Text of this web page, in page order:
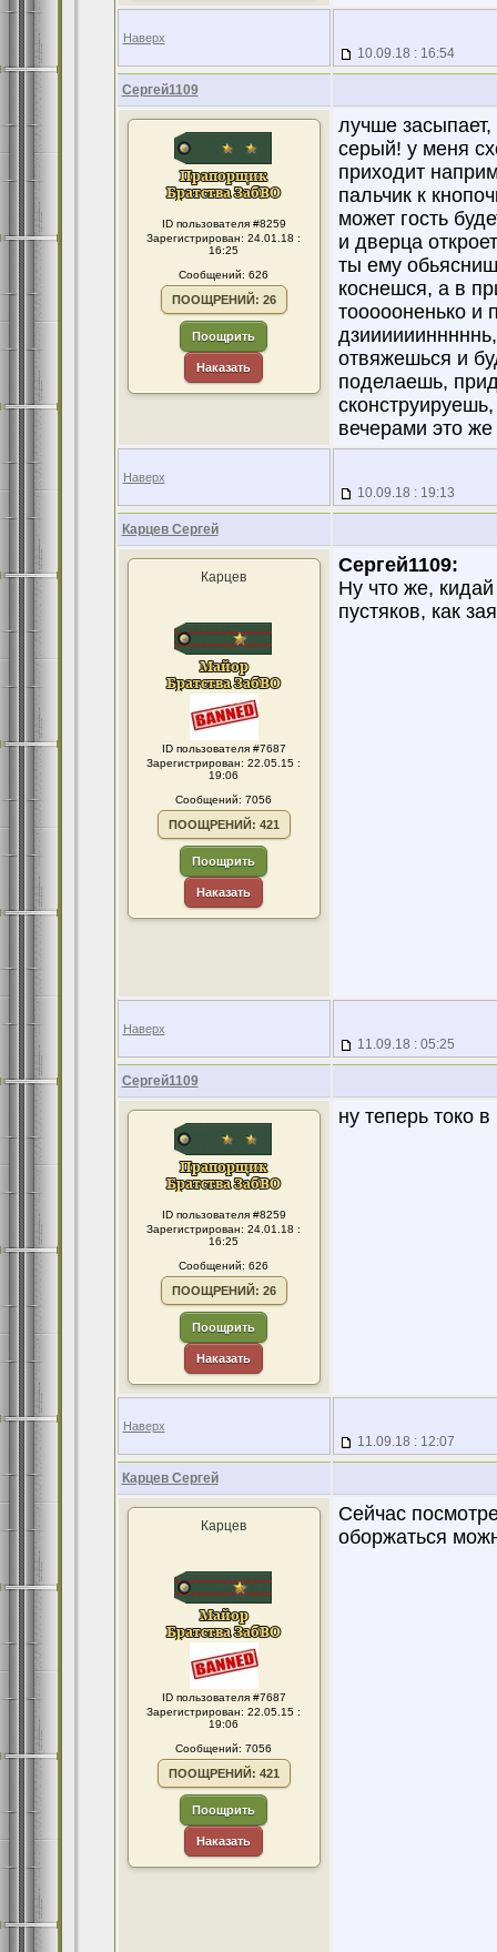
Наверх
10.09.18 : 16:54
Сергей1109
ID пользователя #8259
Зарегистрирован: 24.01.18 :
16:25
Сообщений: 626
ПООЩРЕНИЙ: 26
Поощрить
Наказать
лучше
серый! у меня
приходит
пальчик к
может гость
и дверца
ты ему
коснешся, а в
тоооооненько и
отвяжешься и
поделаешь,
вечерами это
Наверх
10.09.18 : 19:13
Карцев Сергей
Карцев
ID пользователя #7687
Зарегистрирован: 22.05.15 :
19:06
Сообщений: 7056
ПООЩРЕНИЙ: 421
Поощрить
Наказать
Сергей1109:
Ну что же,
пустяков, как
Наверх
11.09.18 : 05:25
Сергей1109
ID пользователя #8259
Зарегистрирован: 24.01.18 :
16:25
Сообщений: 626
ПООЩРЕНИЙ: 26
Поощрить
Наказать
ну теперь токо
Наверх
11.09.18 : 12:07
Карцев Сергей
Карцев
ID пользователя #7687
Зарегистрирован: 22.05.15 :
19:06
Сообщений: 7056
ПООЩРЕНИЙ: 421
Поощрить
Наказать
Сейчас
оборжаться